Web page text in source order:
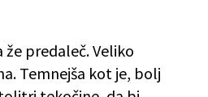
predaleč. Veliko
Temnejša kot je, bolj